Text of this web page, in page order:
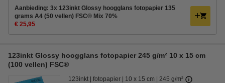
Aanbieding: 3x 123inkt Glossy hoogglans fotopapier 135
grams A4 (50 vellen) FSC® Mix 70%
€ 25,95
123inkt Glossy hoogglans fotopapier 245 g/m² 10 x 15 cm
(100 vellen) FSC®
123inkt fotopapier 10 x 15 cm 245 g/m²